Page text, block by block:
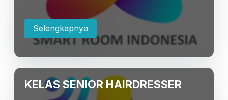
Selengkapnya
KELAS SENIOR HAIRDRESSER